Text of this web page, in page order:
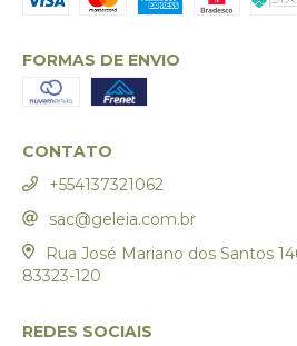
FORMAS DE ENVIO
CONTATO
+554137321062
sac@geleia.com.br
Rua José Mariano dos Santos
83323-120
REDES SOCIAIS